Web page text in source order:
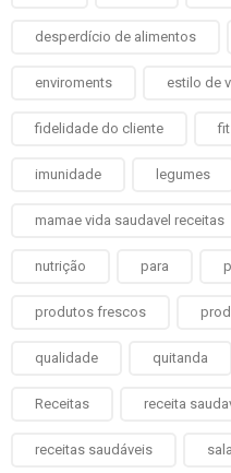
desperdício de alimentos
enviroments estilo de
fidelidade do cliente fit
imunidade legumes
mamae vida saudavel receitas
nutrição para
produtos frescos
qualidade quitanda
Receitas receita
receitas saudáveis